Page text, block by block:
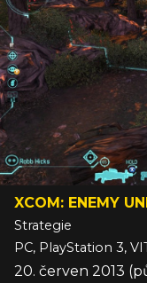
XCOM: ENEMY
Strategie
PC, PlayStation 3,
20. červen 2013